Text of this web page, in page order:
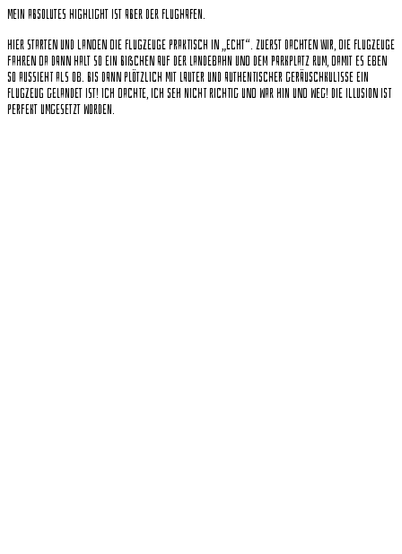
Mein absolutes Highlight ist aber der Flughafen.
Hier starten und landen die Flugzeuge praktisch in „echt“. Zuerst dachten wir, die Flugzeuge
fahren da dann halt so ein bißchen auf der Landebahn und dem Parkplatz rum, damit es eben
so aussieht als ob. Bis dann plötzlich mit lauter und authentischer Geräuschkulisse ein
Flugzeug gelandet ist! Ich dachte, ich seh nicht richtig und war hin und weg! Die Illusion ist
perfekt umgesetzt worden.